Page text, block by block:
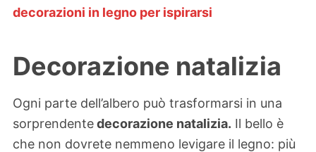
decorazioni in legno per ispirarsi
Decorazione natalizia
Ogni parte dell’albero può trasformarsi in una
sorprendentedecorazione natalizia. Il bello è
che non dovrete nemmeno levigare il legno: più